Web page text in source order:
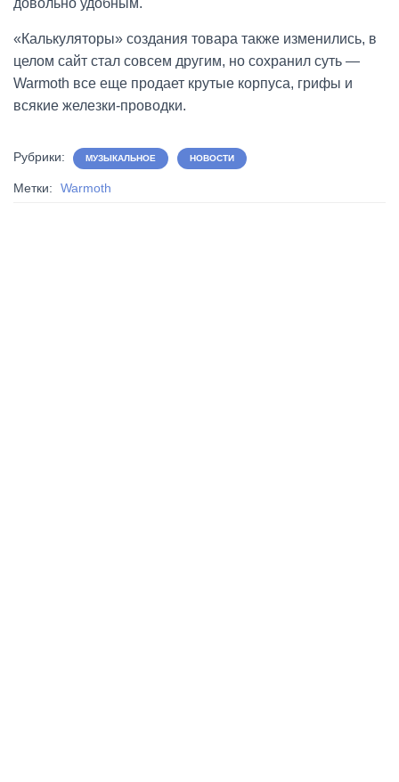
довольно удобным.
«Калькуляторы» создания товара также изменились, в
целом сайт стал совсем другим, но сохранил суть —
Warmoth все еще продает крутые корпуса, грифы и
всякие железки-проводки.
Рубрики: МУЗЫКАЛЬНОЕ НОВОСТИ
Метки: Warmoth